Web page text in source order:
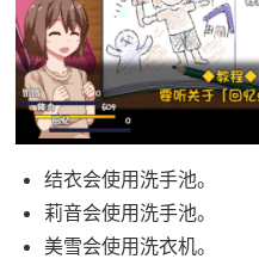
结衣会使用洗手池。
莉音会使用洗手池。
美雪会使用洗衣机。